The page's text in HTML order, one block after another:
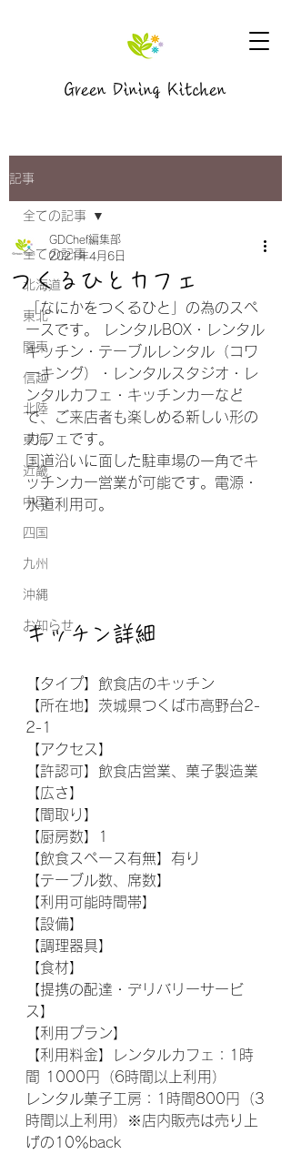
Green Dining Kitchen
記事
全ての記事
北海道
東北
関東
信越
北陸
東海
近畿
中国
四国
九州
沖縄
お知らせ
全ての記事
つくるひとカフェ
GDChef編集部
2021年4月6日
「なにかをつくるひと」の為のスペ
ースです。 レンタルBOX・レンタル
キッチン・テーブルレンタル（コワ
ーキング）・レンタルスタジオ・レ
ンタルカフェ・キッチンカーなど
で、ご来店者も楽しめる新しい形の
カフェです。
国道沿いに面した駐車場の一角でキ
ッチンカー営業が可能です。電源・
水道利用可。
キッチン詳細
【タイプ】飲食店のキッチン
【所在地】茨城県つくば市高野台2-
2-1
【アクセス】
【許認可】飲食店営業、菓子製造業
【広さ】
【間取り】
【厨房数】1
【飲食スペース有無】有り
【テーブル数、席数】
【利用可能時間帯】
【設備】
【調理器具】
【食材】
【提携の配達・デリバリーサービ
ス】
【利用プラン】
【利用料金】レンタルカフェ：1時
間 1000円（6時間以上利用）
レンタル菓子工房：1時間800円（3
時間以上利用）※店内販売は売り上
げの10％back